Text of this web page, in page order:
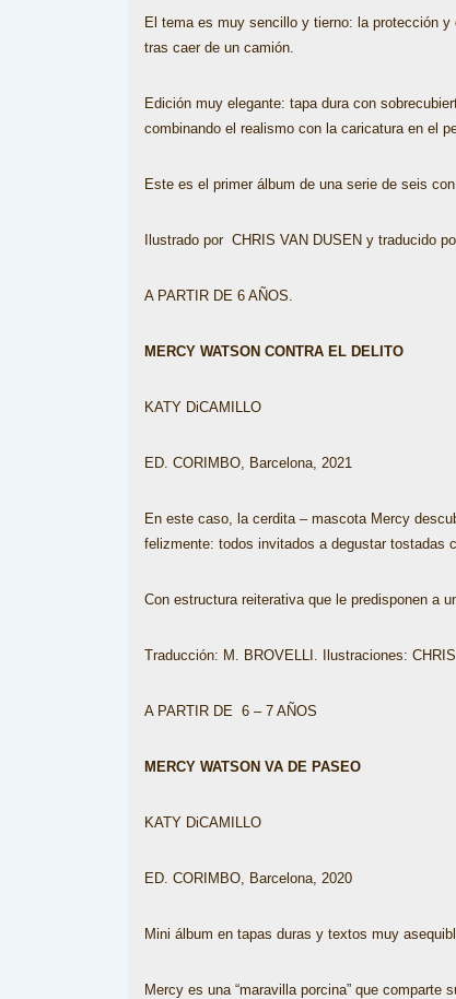
El tema es muy sencillo y tierno: la protección
tras caer de un camión.
Edición muy elegante: tapa dura con
combinando el realismo con la caricatura en el
Este es el primer álbum de una serie de seis
Ilustrado por CHRIS VAN DUSEN y traducido
A PARTIR DE 6 AÑOS.
MERCY WATSON CONTRA EL DELITO
KATY DiCAMILLO
ED. CORIMBO, Barcelona, 2021
En este caso, la cerdita – mascota Mercy
felizmente: todos invitados a degustar tostadas
Con estructura reiterativa que le predisponen a
Traducción: M. BROVELLI. Ilustraciones:
A PARTIR DE 6 – 7 AÑOS
MERCY WATSON VA DE PASEO
KATY DiCAMILLO
ED. CORIMBO, Barcelona, 2020
Mini álbum en tapas duras y textos muy
Mercy es una “maravilla porcina” que